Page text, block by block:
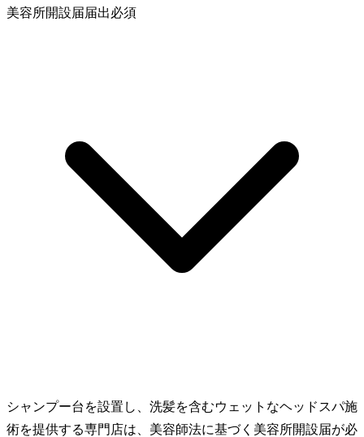
美容所開設届届出必須
シャンプー台を設置し、洗髪を含むウェットなヘッドスパ施
術を提供する専門店は、美容師法に基づく美容所開設届が必